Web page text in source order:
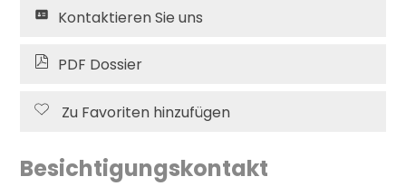
Kontaktieren Sie uns
PDF Dossier
Zu Favoriten hinzufügen
Besichtigungskontakt